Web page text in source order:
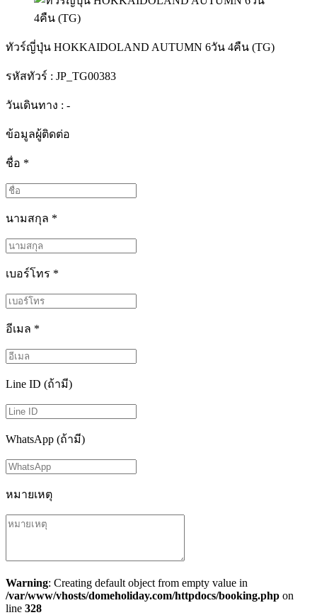
ทัวร์ญี่ปุ่น HOKKAIDOLAND AUTUMN 6วัน 4คืน (TG)
รหัสทัวร์ : JP_TG00383
วันเดินทาง : -
ข้อมูลผู้ติดต่อ
ชื่อ *
นามสกุล *
เบอร์โทร *
อีเมล *
Line ID (ถ้ามี)
WhatsApp (ถ้ามี)
หมายเหตุ
Warning: Creating default object from empty value in
/var/www/vhosts/domeholiday.com/httpdocs/booking.php on
line 328